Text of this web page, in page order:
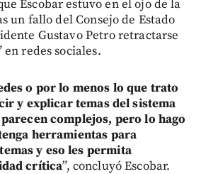
Escobar estuvo en el ojo de la
un fallo del Consejo de Estado
Gustavo Petro retractarse
redes sociales.
o por lo menos lo que trato
y explicar temas del sistema
complejos, pero lo hago
herramientas para
y eso les permita
crítica”, concluyó Escobar.